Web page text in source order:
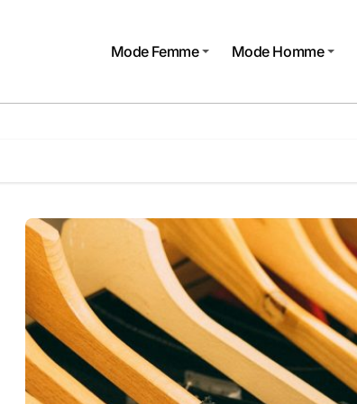
Mode Femme Mode Homme